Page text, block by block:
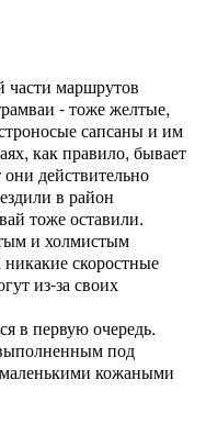
части маршрутов
- тоже желтые,
сапсаны и им
как правило, бывает
действительно
в район
тоже оставили.
и холмистым
никакие скоростные
из-за своих
в первую очередь.
под
кожаными